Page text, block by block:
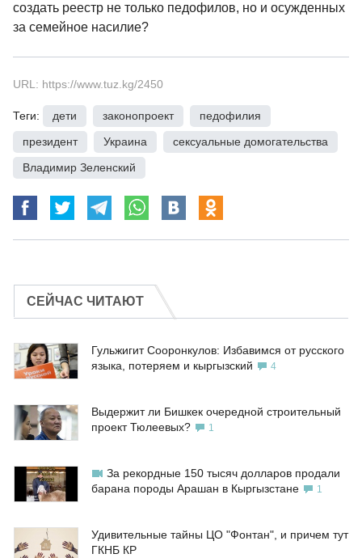
создать реестр не только педофилов, но и осужденных
за семейное насилие?
URL: https://www.tuz.kg/2450
Теги: дети законопроект педофилия
президент
Украина сексуальные домогательства
Владимир Зеленский
СЕЙЧАС ЧИТАЮТ
Гульжигит Сооронкулов: Избавимся от русского
языка, потеряем и кыргызский
4
Выдержит ли Бишкек очередной строительный
проект Тюлеевых?
1
За рекордные 150 тысяч долларов продали
барана породы Арашан в Кыргызстане
1
Удивительные тайны ЦО "Фонтан", и причем тут
ГКНБ КР